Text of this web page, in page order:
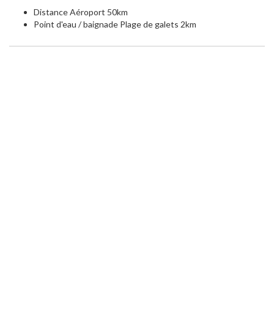
Distance Aéroport 50km
Point d'eau / baignade Plage de galets 2km